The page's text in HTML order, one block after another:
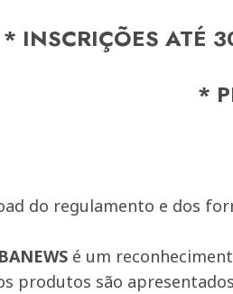
* INSCRIÇÕES ATÉ
*
do regulamento e dos
é um
produtos são